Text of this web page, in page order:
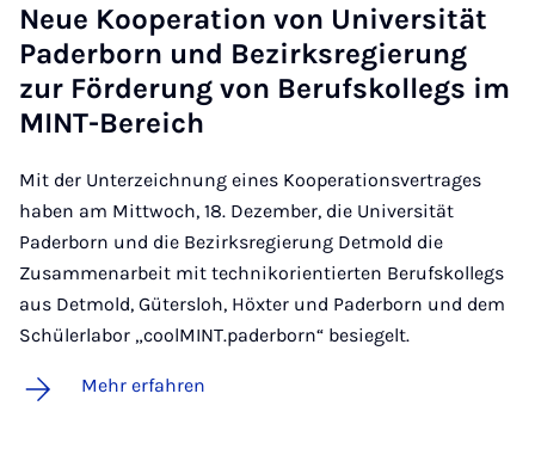
Neue Ko­ope­ra­ti­on von Uni­ver­si­tät
Pa­der­born und Be­zirks­re­gie­rung
zur För­de­rung von Be­rufs­kol­legs im
MINT-Be­reich
Mit der Unterzeichnung eines Kooperationsvertrages
haben am Mittwoch, 18. Dezember, die Universität
Paderborn und die Bezirksregierung Detmold die
Zusammenarbeit mit technikorientierten Berufskollegs
aus Detmold, Gütersloh, Höxter und Paderborn und dem
Schülerlabor „coolMINT.paderborn“ besiegelt.
Mehr erfahren